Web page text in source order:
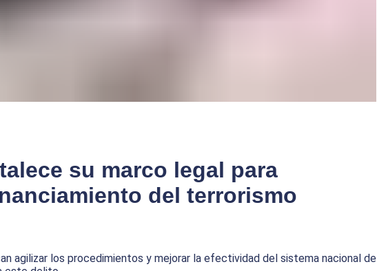
su marco legal para
del terrorismo
agilizar los procedimientos y mejorar la efectividad del sistema nacional de